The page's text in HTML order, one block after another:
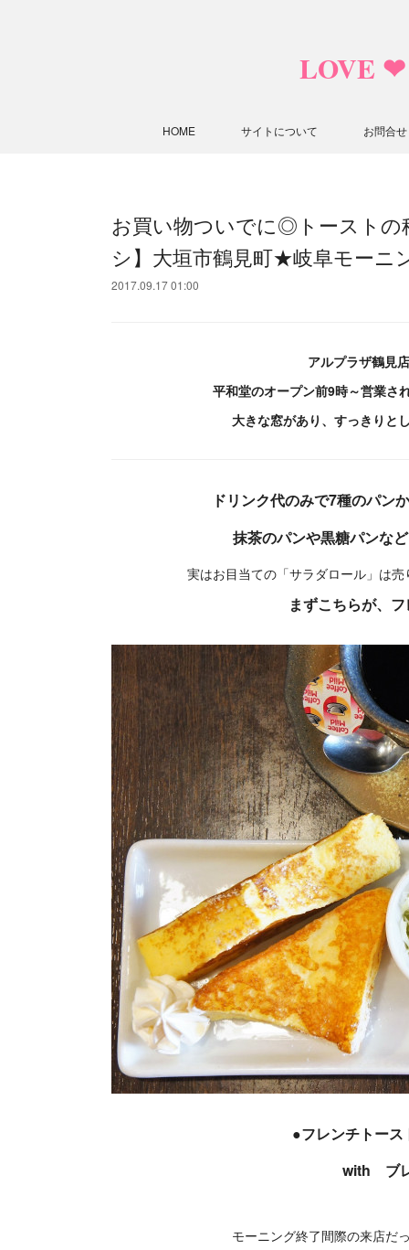
LOVE
HOME サイトについて お問合
お買い物ついでに◎トースト
シ】大垣市鶴見町★岐阜モーニ
2017.09.17 01:00
アルプラザ鶴見
平和堂のオープン前9時～営業さ
大きな窓があり、すっきりと
ドリンク代のみで7種のパン
抹茶のパンや黒糖パンな
実はお目当ての「サラダロール」は
まずこちらが、
●フレンチトー
with ブ
モーニング終了間際の来店だ